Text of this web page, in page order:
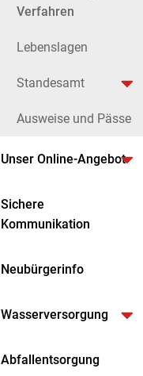
Verfahren
Lebenslagen
Standesamt
Ausweise und Pässe
Unser Online-Angebot
Sichere
Kommunikation
Neubürgerinfo
Wasserversorgung
Abfallentsorgung